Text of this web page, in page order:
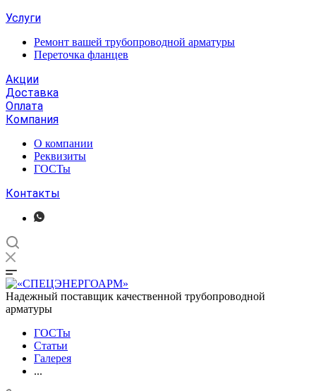
Услуги
Ремонт вашей трубопроводной арматуры
Переточка фланцев
Акции
Доставка
Оплата
Компания
О компании
Реквизиты
ГОСТы
Контакты
Надежный поставщик качественной трубопроводной
арматуры
ГОСТы
Статьи
Галерея
...